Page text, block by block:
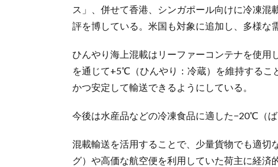
ス」、併せて香港、シンガポール向けに冷凍
評を博している。米国も対象に追加し、多様な
ひんやり海上混載はリーファーコンテナを使用
を通じて+5℃（ひんやり：冷蔵）を維持するこ
かつ安定して輸送できるようにしている。
今後は水産品などの冷凍食品に適した−20℃（
混載輸送を活用することで、少量貨物でも適切
グ）や高価な航空便を利用していた荷主に経済